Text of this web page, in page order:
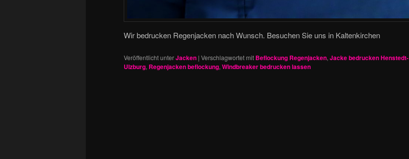
Wir bedrucken Regenjacken nach Wunsch. Besuchen Sie uns in Kaltenkirchen
Veröffentlicht unterJacken | Verschlagwortet mit Beflockung Regenjacken, Jacke bedrucken Henstedt-
Ulzburg, Regenjacken beflockung, Windbreaker bedrucken lassen